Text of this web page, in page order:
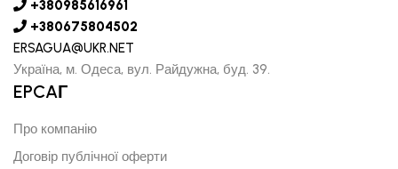
+380985616961
+380675804502
ERSAGUA@UKR.NET
Україна, м. Одеса, вул. Райдужна, буд. 39.
EPCAГ
Про компанію
Договір публічної оферти